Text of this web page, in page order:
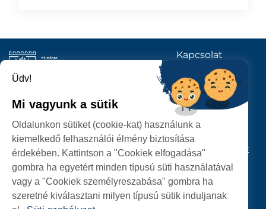
SZEMÉLYES ADATOK VÉDELME
SZATMÁRNÉMETI
POLGÁRMESTERI HIVATAL
P-ȚA 25 OCTOMBRIE, NR. 1 CORP M, 440026 SATU MARE
Kapcsolat
KÖVESSENEK
Üdv!
Mi vagyunk a sütik
Oldalunkon sütiket (cookie-kat) használunk a
kiemelkedő felhasználói élmény biztosítása
érdekében. Kattintson a "Cookiek elfogadása"
gombra ha egyetért minden típusú süti használatával
vagy a "Cookiek személyreszabása" gombra ha
szeretné kiválasztani milyen típusú sütik induljanak